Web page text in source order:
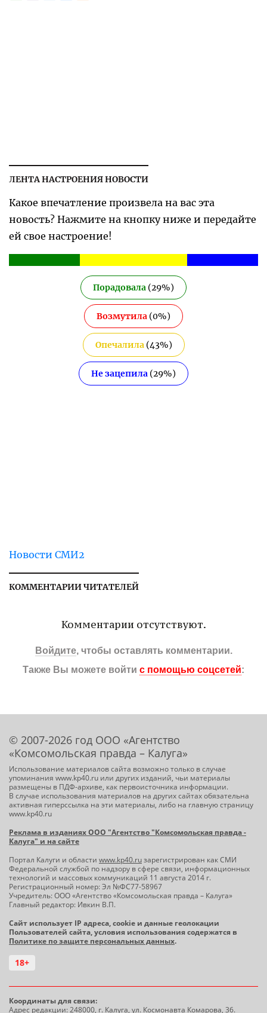
ЛЕНТА НАСТРОЕНИЯ НОВОСТИ
Какое впечатление произвела на вас эта
новость? Нажмите на кнопку ниже и передайте
ей свое настроение!
Порадовала (29%)
Возмутила (0%)
Опечалила(43%)
Не зацепила (29%)
Новости СМИ2
КОММЕНТАРИИ ЧИТАТЕЛЕЙ
Комментарии отсутствуют.
Войдите, чтобы оставлять комментарии.
Также Вы можете войти с помощью соцсетей:
© 2007-2026 год ООО «Агентство
«Комсомольская правда – Калуга»
Использование материалов сайта возможно только в случае
упоминания www.kp40.ru или других изданий, чьи материалы
размещены в ПДФ-архиве, как первоисточника информации.
В случае использования материалов на других сайтах обязательна
активная гиперссылка на эти материалы, либо на главную страницу
www.kp40.ru
Реклама в изданиях ООО "Агентство "Комсомольская правда -
Калуга" и на сайте
Портал Калуги и области www.kp40.ruзарегистрирован как СМИ
Федеральной службой по надзору в сфере связи, информационных
технологий и массовых коммуникаций 11 августа 2014 г.
Регистрационный номер: Эл №ФС77-58967
Учредитель: ООО «Агентство «Комсомольская правда – Калуга»
Главный редактор: Ивкин В.П.
Сайт использует IP адреса, cookie и данные геолокации
Пользователей сайта, условия использования содержатся в
Политике по защите персональных данных.
18+
Координаты для связи:
Адрес редакции: 248000, г. Калуга, ул. Космонавта Комарова, 36.